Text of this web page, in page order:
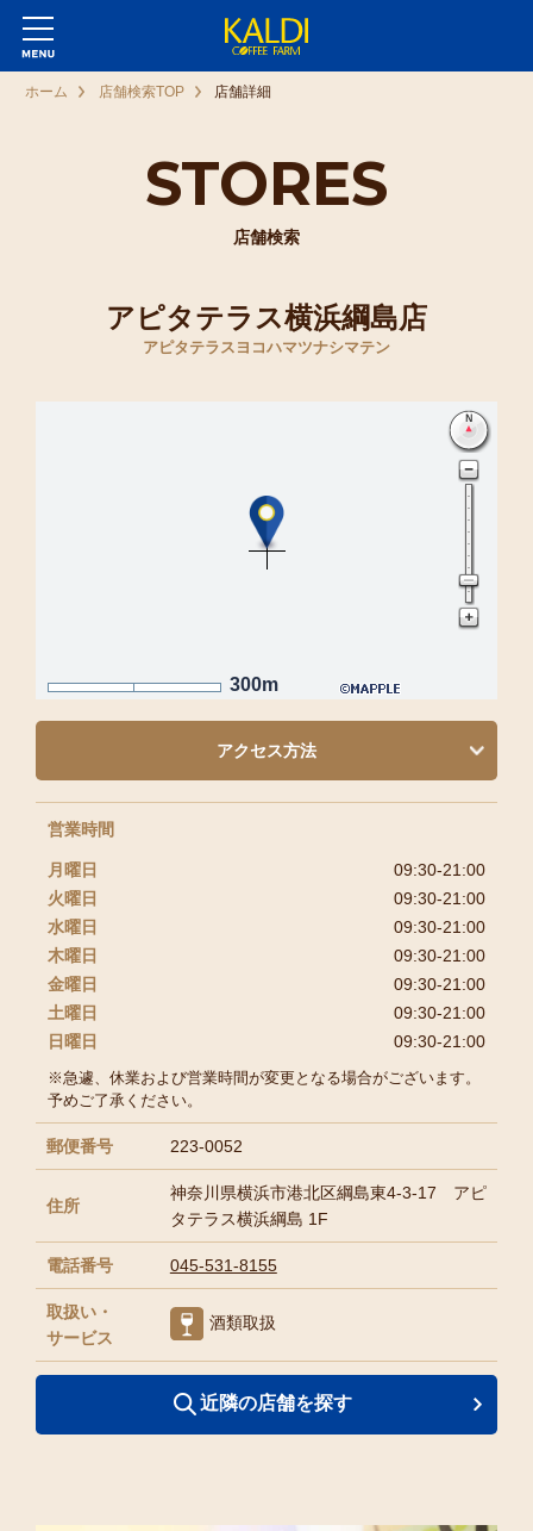
STORES
店舗検索
ホーム 店舗検索TOP 店舗詳細
アピタテラス横浜綱島店
アピタテラスヨコハマツナシマテン
300m
営業時間
月曜日
09:30-21:00
火曜日
09:30-21:00
水曜日
09:30-21:00
木曜日
09:30-21:00
金曜日
09:30-21:00
土曜日
09:30-21:00
日曜日
09:30-21:00
※急遽、休業および営業時間が変更となる場合がございます。
予めご了承ください。
郵便番号 223-0052
住所
神奈川県横浜市港北区綱島東4-3-17 アピ
タテラス横浜綱島 1F
電話番号 045-531-8155
取扱い・
サービス
酒類取扱
アクセス方法